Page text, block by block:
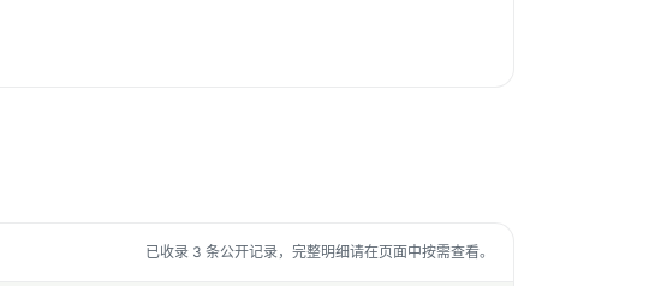
已收录 3 条公开记录，完整明细请在页面中按需查看。